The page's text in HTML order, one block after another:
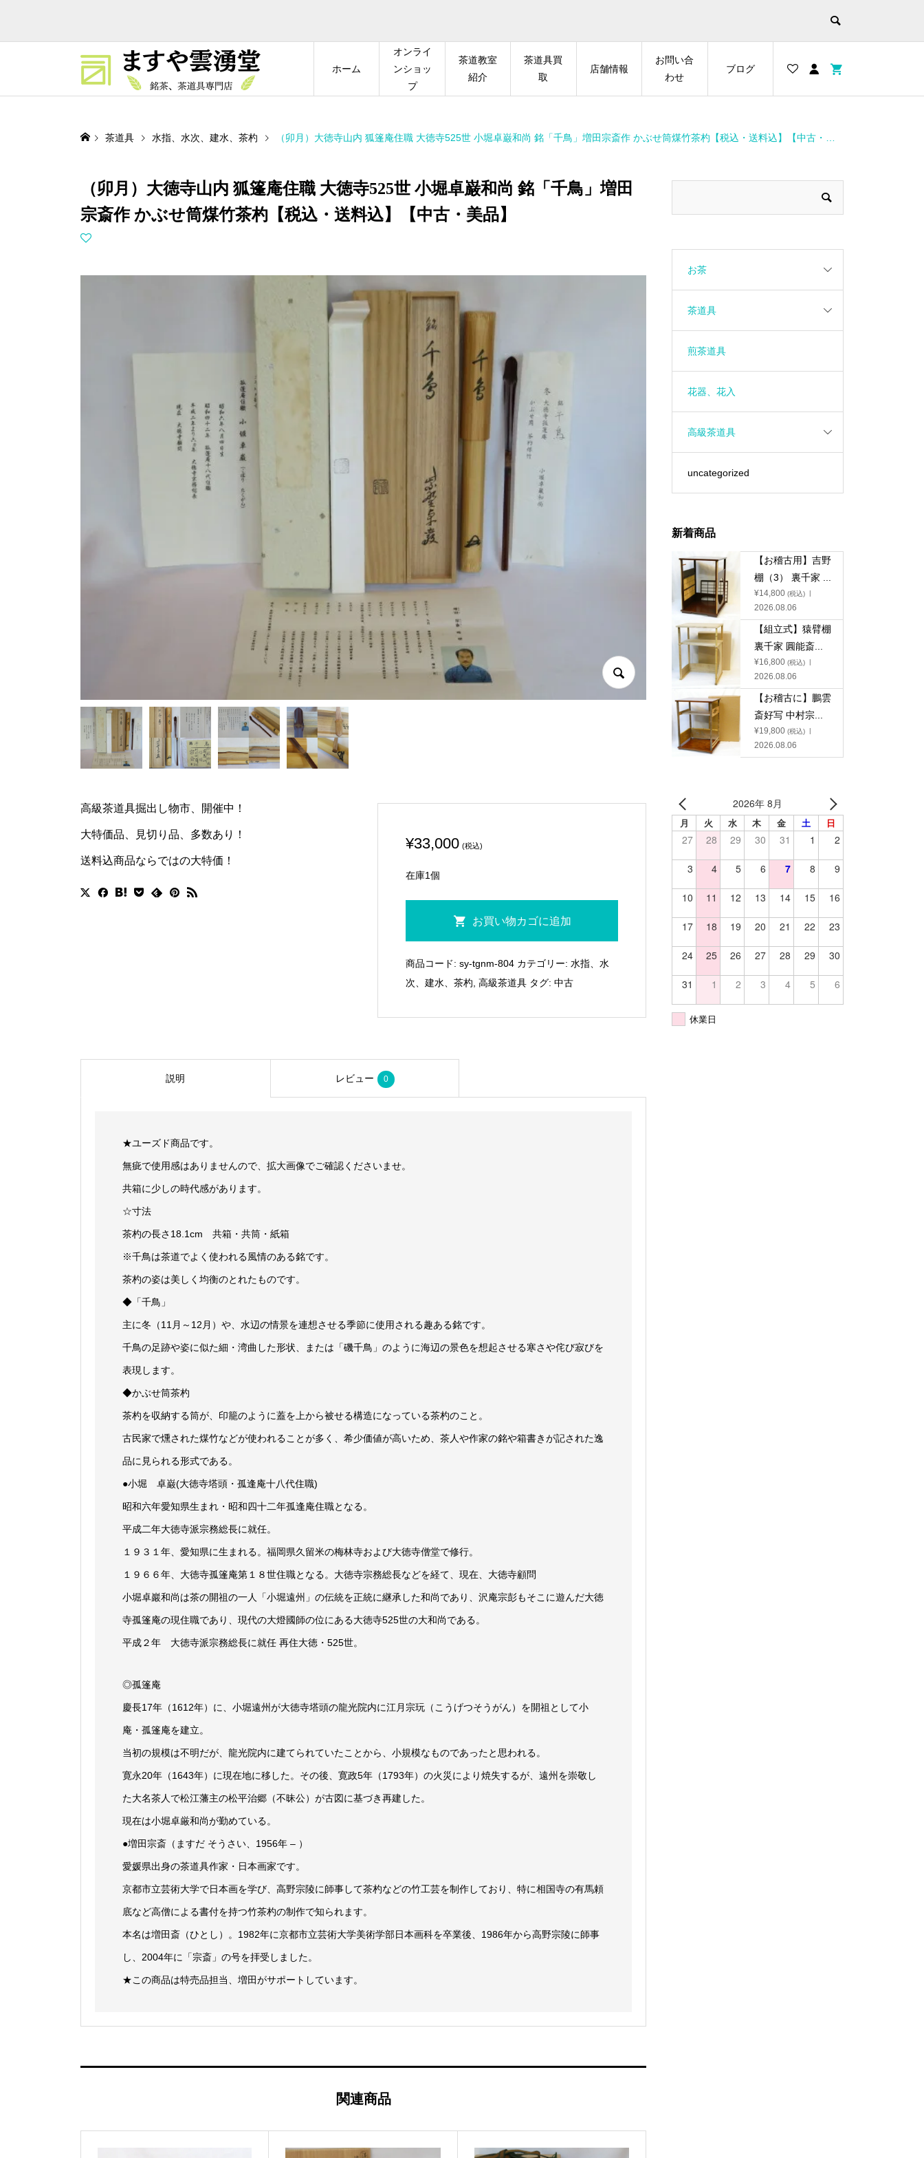
ホーム
オンライ
ンショッ
プ
茶道教室
紹介
茶道具買
取
店舗情報
お問い合
わせ
ブログ
茶道具 水指、水次、建水、茶杓 （卯月）大徳寺山内 狐篷庵住職 大徳寺525世 小堀卓巌和尚 銘「千鳥」増田宗斎作 かぶせ筒煤竹茶杓【税込・送料込】【中古・美品】
（卯月）大徳寺山内 狐篷庵住職 大徳寺525世 小堀卓巌和尚 銘「千鳥」増田
宗斎作 かぶせ筒煤竹茶杓【税込・送料込】【中古・美品】
高級茶道具掘出し物市、開催中！
大特価品、見切り品、多数あり！
送料込商品ならではの大特価！
¥33,000 (税込)
在庫1個
徳
寺
篷
尚
銘
増
煤
竹
茶
【中
古・
美
お買い物カゴに追加
商品コード:sy-tgnm-804 カテゴリー:水指、水
次、建水、茶杓 ,高級茶道具 タグ:中古
説明 レビュー 0
★ユーズド商品です。
無疵で使用感はありませんので、拡大画像でご確認くださいませ。
共箱に少しの時代感があります。
☆寸法
茶杓の長さ18.1cm 共箱・共筒・紙箱
※千鳥は茶道でよく使われる風情のある銘です。
茶杓の姿は美しく均衡のとれたものです。
◆「千鳥」
主に冬（11月～12月）や、水辺の情景を連想させる季節に使用される趣ある銘です。
千鳥の足跡や姿に似た細・湾曲した形状、または「磯千鳥」のように海辺の景色を想起させる寒さや侘び寂びを
表現します。
◆かぶせ筒茶杓
茶杓を収納する筒が、印籠のように蓋を上から被せる構造になっている茶杓のこと。
古民家で燻された煤竹などが使われることが多く、希少価値が高いため、茶人や作家の銘や箱書きが記された逸
品に見られる形式である。
●小堀 卓巌(大徳寺塔頭・孤逢庵十八代住職)
昭和六年愛知県生まれ・昭和四十二年孤逢庵住職となる。
平成二年大徳寺派宗務総長に就任。
１９３１年、愛知県に生まれる。福岡県久留米の梅林寺および大徳寺僧堂で修行。
１９６６年、大徳寺孤篷庵第１８世住職となる。大徳寺宗務総長などを経て、現在、大徳寺顧問
小堀卓巖和尚は茶の開祖の一人「小堀遠州」の伝統を正統に継承した和尚であり、沢庵宗彭もそこに遊んだ大徳
寺孤篷庵の現住職であり、現代の大燈國師の位にある大徳寺525世の大和尚である。
平成２年 大徳寺派宗務総長に就任 再住大徳・525世。
◎孤篷庵
慶長17年（1612年）に、小堀遠州が大徳寺塔頭の龍光院内に江月宗玩（こうげつそうがん）を開祖として小
庵・孤篷庵を建立。
当初の規模は不明だが、龍光院内に建てられていたことから、小規模なものであったと思われる。
寛永20年（1643年）に現在地に移した。その後、寛政5年（1793年）の火災により焼失するが、遠州を崇敬し
た大名茶人で松江藩主の松平治郷（不昧公）が古図に基づき再建した。
現在は小堀卓厳和尚が勤めている。
●増田宗斎（ますだ そうさい、1956年 – ）
愛媛県出身の茶道具作家・日本画家です。
京都市立芸術大学で日本画を学び、高野宗陵に師事して茶杓などの竹工芸を制作しており、特に相国寺の有馬頼
底など高僧による書付を持つ竹茶杓の制作で知られます。
本名は増田斎（ひとし）。1982年に京都市立芸術大学美術学部日本画科を卒業後、1986年から高野宗陵に師事
し、2004年に「宗斎」の号を拝受しました。
★この商品は特売品担当、増田がサポートしています。
関連商品
お茶
茶道具
煎茶道具
花器、花入
高級茶道具
uncategorized
新着商品
【お稽古用】吉野
棚（3） 裏千家 ...
¥14,800 (税込)
2026.08.06
【組立式】猿臂棚
裏千家 圓能斎...
¥16,800 (税込)
2026.08.06
【お稽古に】鵬雲
斎好写 中村宗...
¥19,800 (税込)
2026.08.06
2026年 8月
月 火 水 木 金 土 日
27 28 29 30 31 1 2
3 4 5 6 7 8 9
10 11 12 13 14 15 16
17 18 19 20 21 22 23
24 25 26 27 28 29 30
31 1 2 3 4 5 6
休業日